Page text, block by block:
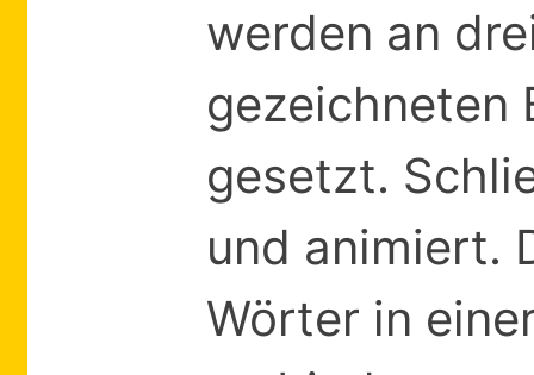
werden an
gezeichneten
gesetzt.
und animiert.
Wörter in